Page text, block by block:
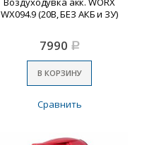
WX094.9 (20В, БЕЗ АКБ и ЗУ)
7990 Р
В КОРЗИНУ
Сравнить